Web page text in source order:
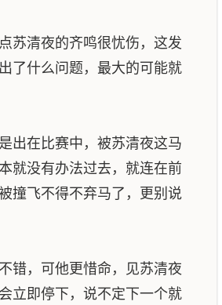
清夜的齐鸣很忧伤，这发
了什么问题，最大的可能就
在比赛中，被苏清夜这马
就没有办法过去，就连在前
撞飞不得不弃马了，更别说
，可他更惜命，见苏清夜
立即停下，说不定下一个就